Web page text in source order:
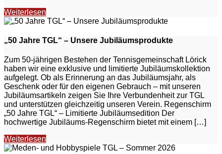
Weiterlesen
„50 Jahre TGL“ – Unsere Jubiläumsprodukte
Zum 50-jährigen Bestehen der Tennisgemeinschaft Lörick
haben wir eine exklusive und limitierte Jubiläumskollektion
aufgelegt. Ob als Erinnerung an das Jubiläumsjahr, als
Geschenk oder für den eigenen Gebrauch – mit unseren
Jubiläumsartikeln zeigen Sie Ihre Verbundenheit zur TGL
und unterstützen gleichzeitig unseren Verein. Regenschirm
„50 Jahre TGL“ – Limitierte Jubiläumsedition Der
hochwertige Jubiläums-Regenschirm bietet mit einem […]
Weiterlesen